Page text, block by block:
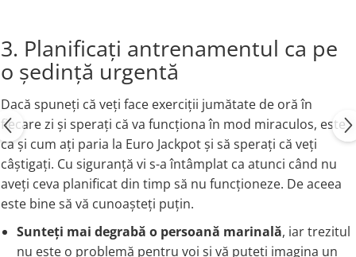
3. Planificați antrenamentul ca pe
o ședință urgentă
Dacă spuneți că veți face exerciții jumătate de oră în
fiecare zi și sperați că va funcționa în mod miraculos, este
ca și cum ați paria la Euro Jackpot și să sperați că veți
câștigați. Cu siguranță vi s-a întâmplat ca atunci când nu
aveți ceva planificat din timp să nu funcționeze. De aceea
este bine să vă cunoașteți puțin.
Sunteți mai degrabă o persoană marinală, iar trezitul
nu este o problemă pentru voi și vă puteți imagina un